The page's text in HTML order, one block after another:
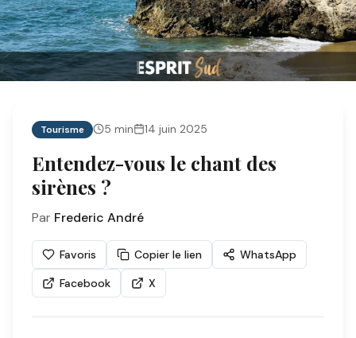
Tourisme 5 min 14 juin 2025
Entendez-vous le chant des
sirènes ?
Par Frederic André
Favoris Copier le lien
WhatsApp
Facebook
X